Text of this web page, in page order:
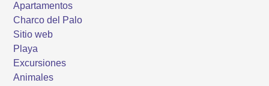
Apartamentos
Charco del Palo
Sitio web
Playa
Excursiones
Animales